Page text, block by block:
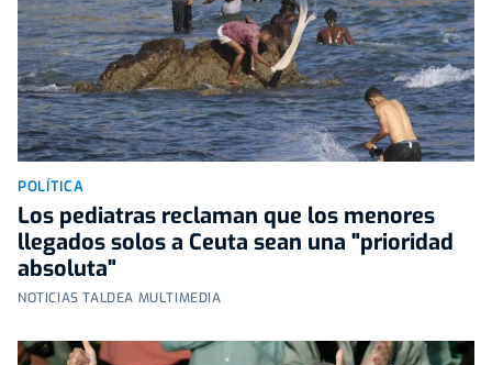
POLÍTICA
Los pediatras reclaman que los menores
llegados solos a Ceuta sean una "prioridad
absoluta"
NOTICIAS TALDEA MULTIMEDIA